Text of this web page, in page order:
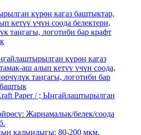
күрөң кагаз баштыктар,
кетүү үчүн соода белектери,
таңгагы, логотиби бар крафт
күрөң кагаз
аш алып кетүү үчүн соода,
таңгагы, логотиби бар
баштык
Paper / ; Ыңгайлаштырылган
Жарнамалык/белек/соода
калыңдыгы: 80-200 мкм,